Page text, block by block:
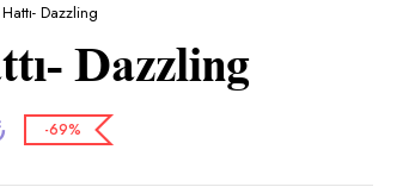
Dazzling
Dazzling
-69%